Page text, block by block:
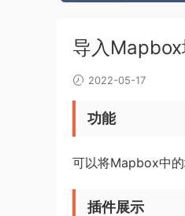
导入
2022-05-17
功能
可以将Mapbox中
插件展示